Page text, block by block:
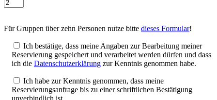
Für Gruppen über zehn Personen nutze bitte dieses Formular!
Ich bestätige, dass meine Angaben zur Bearbeitung meiner
Reservierung gespeichert und verarbeitet werden dürfen und dass
ich die Datenschutzerklärung zur Kenntnis genommen habe.
Ich habe zur Kenntnis genommen, dass meine
Reservierungsanfrage bis zu einer schriftlichen Bestätigung
unverbindlich ist.